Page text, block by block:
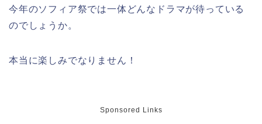
今年のソフィア祭では一体どんなドラマが待っている
のでしょうか。
本当に楽しみでなりません！
Sponsored Links